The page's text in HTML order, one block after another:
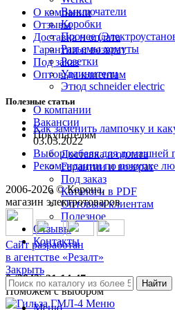
Выключатели
Коробки
Прочее
Разъемы хомуты
Розетки
Удлинители
Этюд schneider electric
О компании
Вакансии
Покупателям
Доставка и оплата
Гарантии и возврат
Под заказ
Каталоги в PDF
Оптовым клиентам
Полезное
Отзывы
Контакты
8 (3842) 21-14-47
Поможем с выбором
Меню
О компании
Отзывы
Доставка и оплата
Гарантии и возврат
Под заказ
Оптовым клиентам
Полезные статьи
Как заменить лампочку и
03.03.2022
Выбор кабеля для домашней
Рекомендации по покупке
2006-2026© Корона,
магазин электротоваров
Сайт разработан
в агентстве «Резалт»
Закрыть
Найти
Меню